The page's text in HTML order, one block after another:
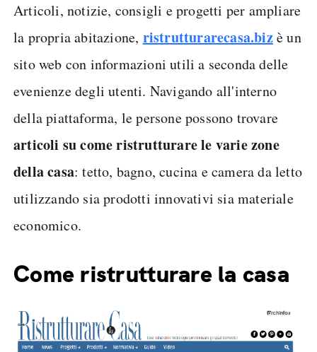
Articoli, notizie, consigli e progetti per ampliare
la propria abitazione, ristrutturarecasa.bizè un
sito web con informazioni utili a seconda delle
evenienze degli utenti. Navigando all'interno
della piattaforma, le persone possono trovare
articoli su come ristrutturare le varie zone
della casa: tetto, bagno, cucina e camera da letto
utilizzando sia prodotti innovativi sia materiale
economico.
Come ristrutturare la casa